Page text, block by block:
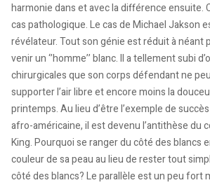
harmonie dans et avec la différence ensuite.
cas pathologique. Le cas de Michael Jakson
révélateur. Tout son génie est réduit à néant
venir un ‘’homme’’ blanc. Il a tellement subi
chirurgicales que son corps défendant ne
supporter l’air libre et encore moins la
printemps. Au lieu d’être l’exemple de
afro-américaine, il est devenu l’antithèse du
King. Pourquoi se ranger du côté des blancs
couleur de sa peau au lieu de rester tout
côté des blancs? Le parallèle est un peu fort